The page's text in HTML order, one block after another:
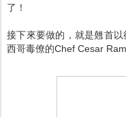
了！
接下來要做的，就是翹首
西哥毒僚的Chef Cesar